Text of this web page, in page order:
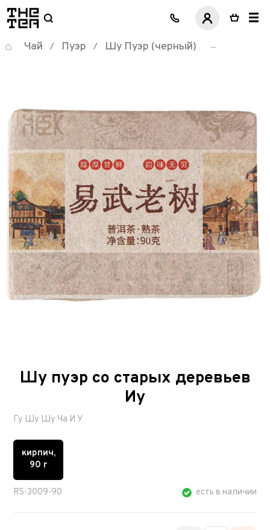
логотип
Чай / Пуэр / Шу Пуэр (черный)
Шу пуэр со старых деревьев
Иу
Гу Шу Шу Ча И У
кирпич,
90 г
RS-3009-90 есть в наличии